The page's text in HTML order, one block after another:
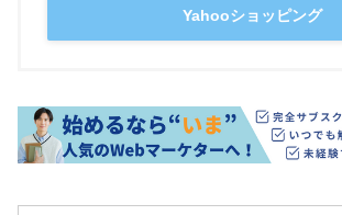
Yahooショッピング